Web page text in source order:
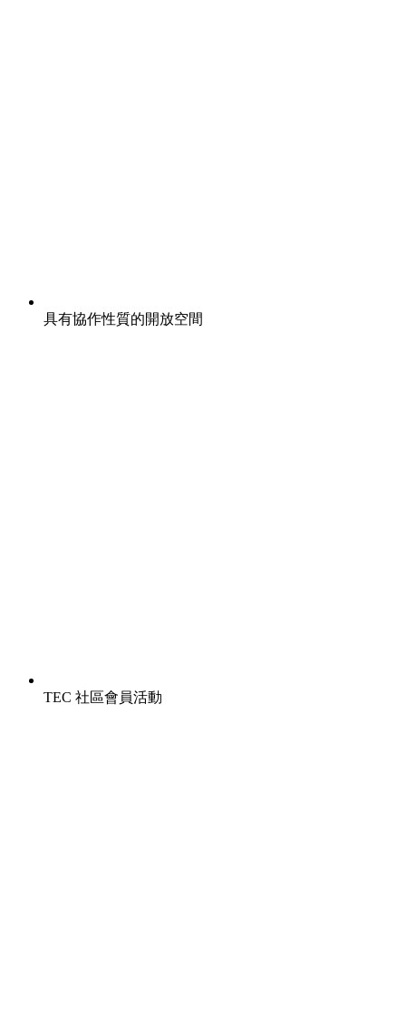
具有協作性質的開放空間
TEC 社區會員活動